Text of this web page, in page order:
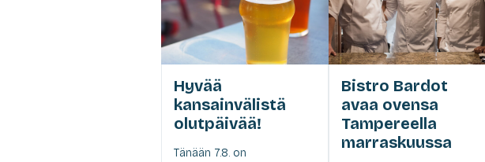
Hyvää
kansainvälistä
olutpäivää!
Tänään 7.8. on
Bistro Bardot
avaa ovensa
Tampereella
marraskuussa